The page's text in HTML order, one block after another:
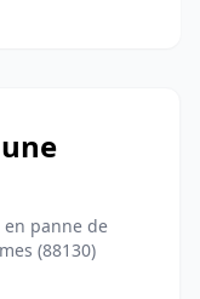
panne de
(88130)